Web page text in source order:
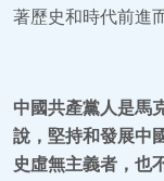
著歷史和時代前進
中國共產黨人是馬
說，堅持和發展中
史虛無主義者，也